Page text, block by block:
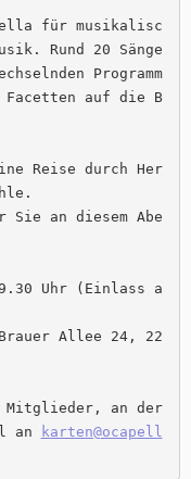
für musikalisc
Rund 20 Sänge
Programm
Facetten auf die B
Reise durch Her
an diesem Abe
Uhr (Einlass a
Allee 24, 22
Mitglieder, an der
an
karten@ocapell